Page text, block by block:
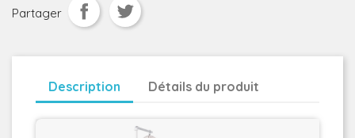
Partager
Description Détails du produit